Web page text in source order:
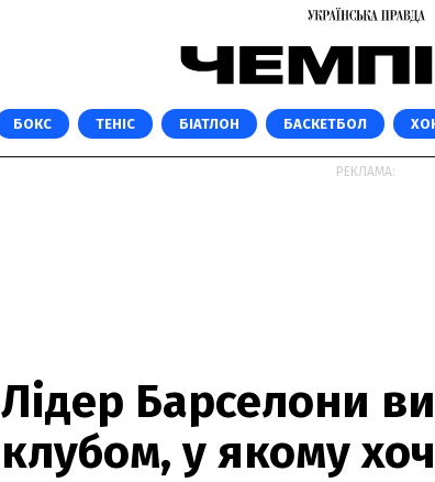
БОКС ТЕНІС БІАТЛОН БАСКЕТБОЛ
РЕКЛАМА:
Лідер Барселони
клубом, у якому